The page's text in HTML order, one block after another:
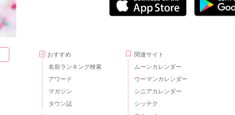
おすすめ
名前ランキング検索
アワード
マガジン
タウン誌
関連サイト
ムーンカレンダー
ウーマンカレンダー
シニアカレンダー
シッテク